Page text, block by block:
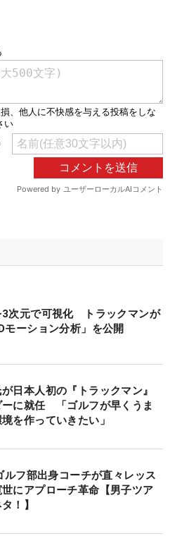
3次元で可視化 トラックマンが
モーション分析」を公開
日本人初の『トラックマン』
ーに就任 「ゴルフが早くうま
を作っていきたい」
ルフ部出身コーチが直々レッス
にアプローチ革命【男子ツア
！】